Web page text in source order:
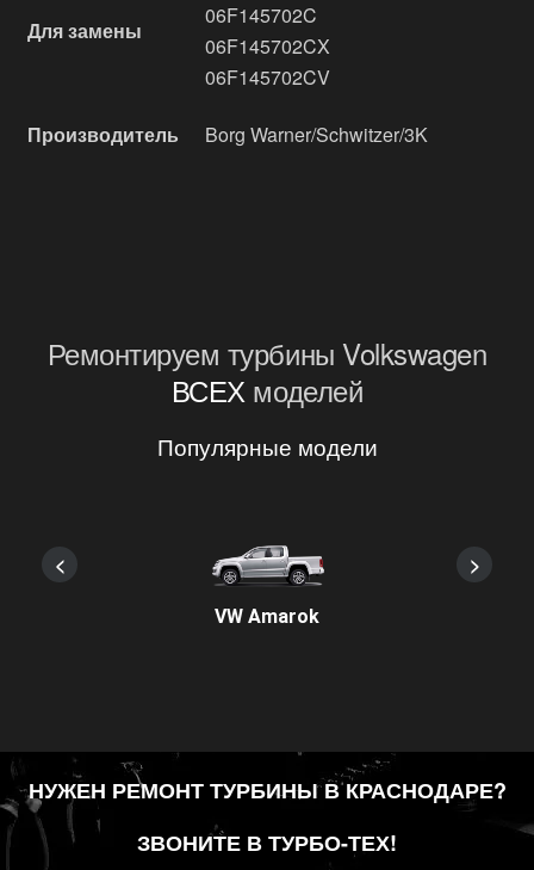
Для замены
06F145702C
06F145702CX
06F145702CV
Производитель Borg Warner/Schwitzer/3K
Ремонтируем турбины Volkswagen
ВСЕХмоделей
Популярные модели
VW Amarok
< >
НУЖЕН РЕМОНТ ТУРБИНЫ В КРАСНОДАРЕ?
ЗВОНИТЕ В ТУРБО-ТЕХ!